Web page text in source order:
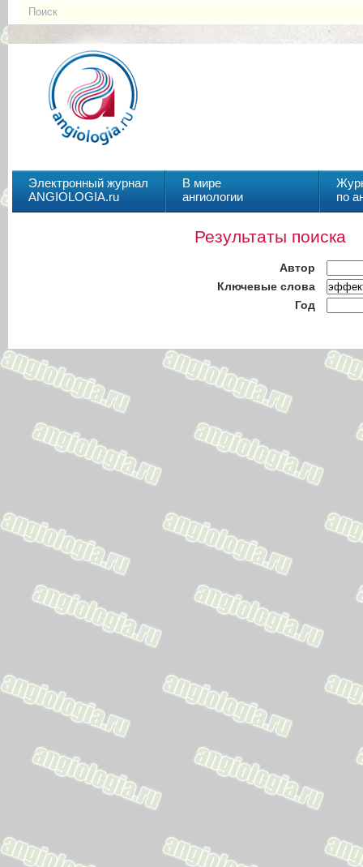
Электронный журнал
ANGIOLOGIA.ru
В мире
ангиологии
по
Результаты поиска
Автор
Ключевые слова
Год